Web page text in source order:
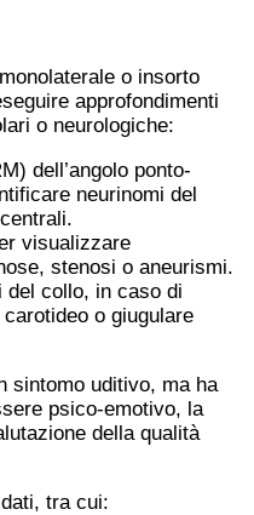
o insorto
approfondimenti
o neurologiche:
dell’angolo ponto-
neurinomi del
visualizzare
stenosi o aneurismi.
del collo, in caso di
o giugulare
sintomo uditivo, ma ha
psico-emotivo, la
della qualità
tra cui: